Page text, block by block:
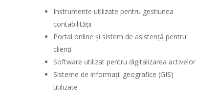
Instrumente utilizate pentru gestiunea
contabilității
Portal online și sistem de asistență pentru
clienți
Software utilizat pentru digitalizarea activelor
Sisteme de informații geografice (GIS)
utilizate